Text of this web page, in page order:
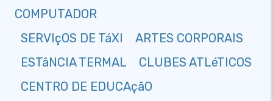
COMPUTADOR
SERVIçOS DE TáXI
ARTES CORPORAIS
ESTâNCIA TERMAL
CLUBES ATLéTICOS
CENTRO DE EDUCAçãO